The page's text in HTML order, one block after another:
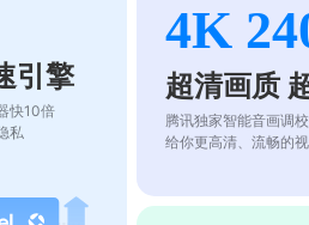
引擎
快10倍
私
4K
超清画质
腾讯独家智能音画调
给你更高清、流畅的